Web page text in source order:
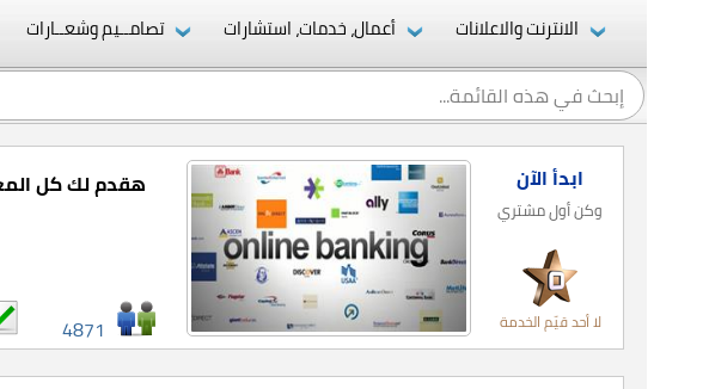
الانترنت والاعلانات أعمال، خدمات، استشارات تصامــيم وشعــارات
هقدم لك كل ابدأ الآن
وكن أول مشتري
لا أحد قيّم الخدمة 4871